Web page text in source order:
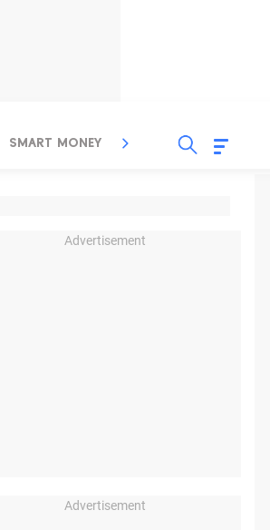
SMART MONEY INSPIRASI BISNIS
Advertisement
Advertisement